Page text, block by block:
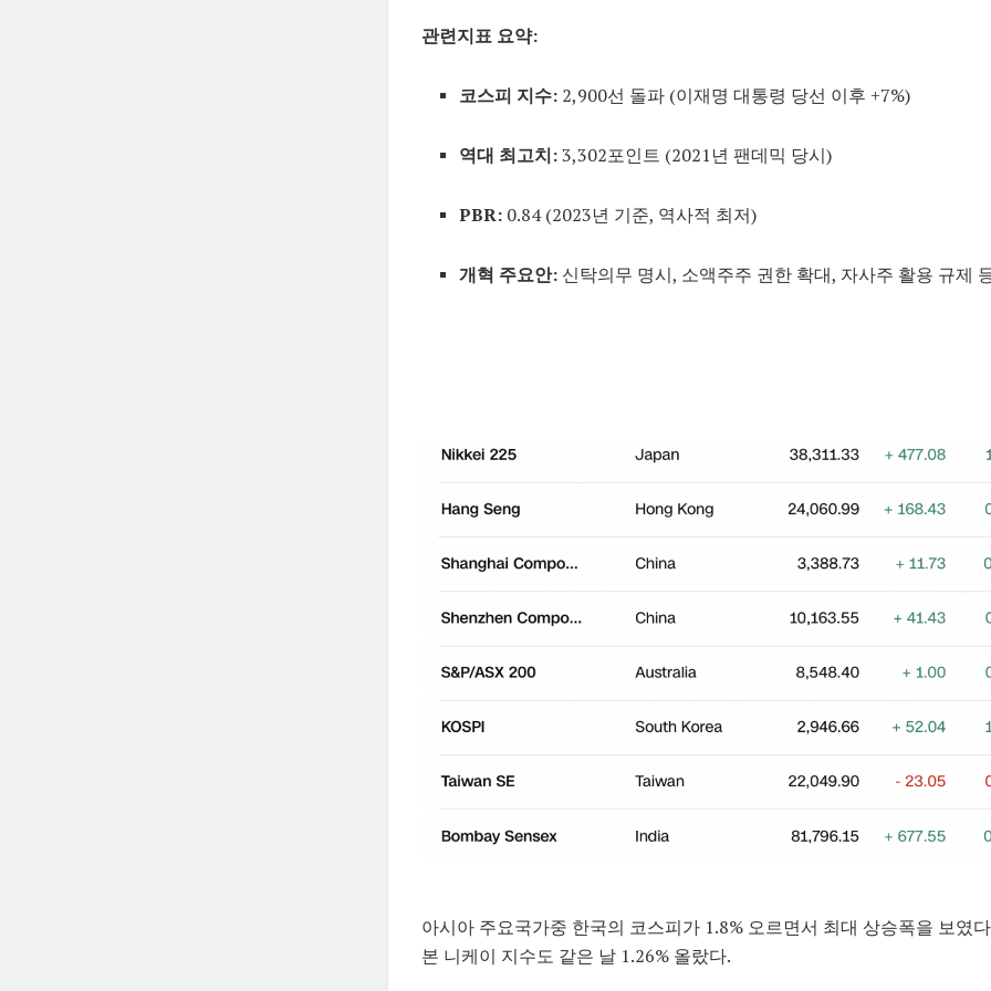
관련지표 요약:
코스피 지수: 2,900선 돌파 (이재명 대통령 당선 이후 +7%)
역대 최고치:3,302포인트 (2021년 팬데믹 당시)
PBR: 0.84 (2023년 기준, 역사적 최저)
개혁 주요안: 신탁의무 명시, 소액주주 권한 확대, 자사주 활용 규제
아시아 주요국가중 한국의 코스피가 1.8% 오르면서 최대 상승폭을 보였
본 니케이 지수도 같은 날 1.26% 올랐다.